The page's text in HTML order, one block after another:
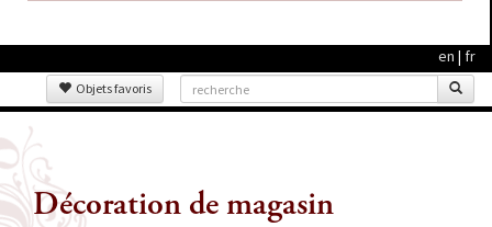
en | fr
Objets favoris
Décoration de magasin